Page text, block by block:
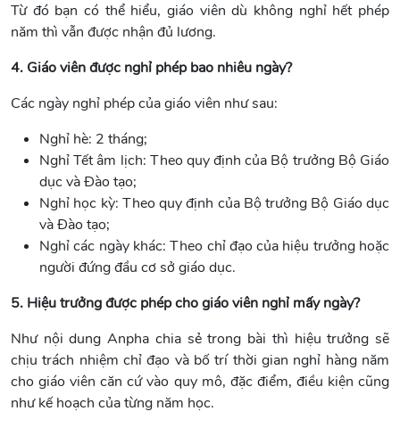
Từ đó bạn có thể hiểu, giáo viên dù không nghỉ hết phép
năm thì vẫn được nhận đủ lương.
4. Giáo viên được nghỉ phép bao nhiêu ngày?
Các ngày nghỉ phép của giáo viên như sau:
Nghỉ hè: 2 tháng;
Nghỉ Tết âm lịch: Theo quy định của Bộ trưởng Bộ Giáo
dục và Đào tạo;
Nghỉ học kỳ: Theo quy định của Bộ trưởng Bộ Giáo dục
và Đào tạo;
Nghỉ các ngày khác: Theo chỉ đạo của hiệu trưởng hoặc
người đứng đầu cơ sở giáo dục.
5. Hiệu trưởng được phép cho giáo viên nghỉ mấy ngày?
Như nội dung Anpha chia sẻ trong bài thì hiệu trưởng sẽ
chịu trách nhiệm chỉ đạo và bố trí thời gian nghỉ hàng năm
cho giáo viên căn cứ vào quy mô, đặc điểm, điều kiện cũng
như kế hoạch của từng năm học.